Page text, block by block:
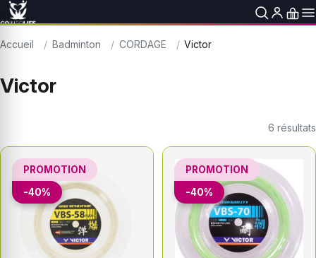
Accueil Badminton CORDAGE Victor
Victor
6 résultats
PROMOTION
-40%
PROMOTION
-40%